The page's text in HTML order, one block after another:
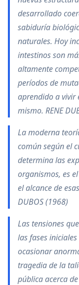
desarrollado
sabiduría
naturales. Hoy
intestinos son
altamente
períodos de
aprendido a vivir
mismo. RENE
La moderna
común según el
determina las
organismos, es
el alcance de
DUBOS (1968)
Las tensiones
las fases
ocasionar
tragedia de la
pública acerca